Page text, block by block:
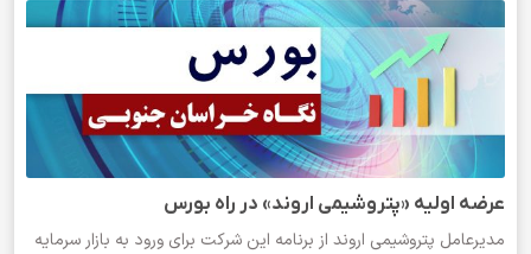
عرضه اولیه «پتروشیمی اروند» در راه بورس
مدیرعامل پتروشیمی اروند از برنامه این شرکت برای ورود به بازار سرمایه